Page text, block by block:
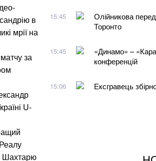
в
мрії на
за
U-
Шахтарю
15:45
Олійникова
Торонто
15:45
«Динамо» –
конференцій
15:06 Ексгравець
Хацкевич: